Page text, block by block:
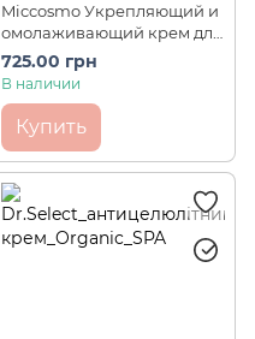
Miccosmo Укрепляющий и
омолаживающий крем для
кожи шеи и зоны декольте
Hurry Harry Premium Neck
725.00 грн
В наличии
Купить